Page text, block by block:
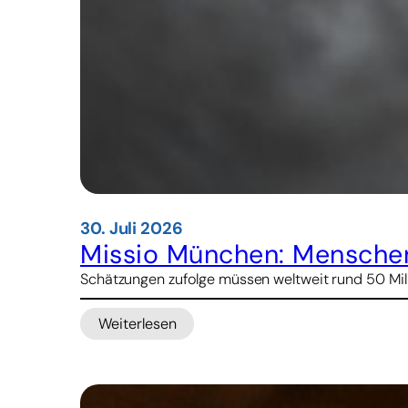
30. Juli 2026
Missio München:
Schätzungen zufolge müssen weltweit rund 50
Weiterlesen
: